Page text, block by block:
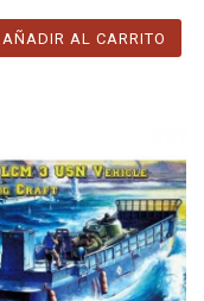
AÑADIR AL CARRITO